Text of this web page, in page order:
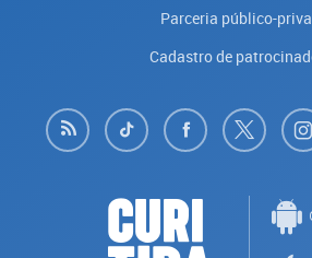
Parceria público-
Cadastro de